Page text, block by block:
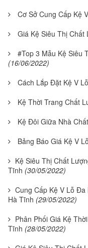
Cơ Sở Cung Cấp Kệ
Giá Kệ Siêu Thị Chất
#Top 3 Mẫu Kệ Siêu
(16/06/2022)
Cách Lắp Đặt Kệ V
Kệ Thời Trang Chất
Kệ Đôi Giữa Nhà
Bảng Báo Giá Kệ V
Kệ Siêu Thị Chất
Tĩnh (30/05/2022)
Cung Cấp Kệ V Lỗ
Hà Tĩnh (29/05/2022)
Phân Phối Giá Kệ
Tĩnh (28/05/2022)